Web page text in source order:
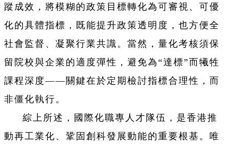
蹤成效，將模糊的政策目標轉化為可審視、可優
化的具體指標，既能提升政策透明度，也方便全
社會監督、凝聚行業共識。當然，量化考核須保
留院校與企業的適度彈性，避免為“達標”而犧牲
課程深度——關鍵在於定期檢討指標合理性，而
非僵化執行。
綜上所述，國際化職專人才隊伍，是香港推
動再工業化、鞏固創科發展動能的重要根基。唯